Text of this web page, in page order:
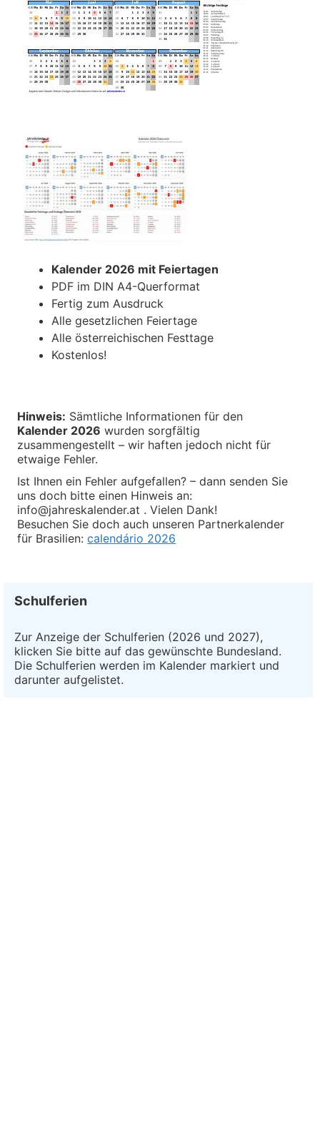
Kalender 2026 mit Feiertagen
PDF im DIN A4-Querformat
Fertig zum Ausdruck
Alle gesetzlichen Feiertage
Alle österreichischen Festtage
Kostenlos!
Hinweis: Sämtliche Informationen für den
Kalender 2026 wurden sorgfältig
zusammengestellt – wir haften jedoch nicht für
etwaige Fehler.
Ist Ihnen ein Fehler aufgefallen? – dann senden Sie
uns doch bitte einen Hinweis an:
info@jahreskalender.at . Vielen Dank!
Besuchen Sie doch auch unseren Partnerkalender
für Brasilien:calendário 2026
Schulferien
Zur Anzeige der Schulferien (2026 und 2027),
klicken Sie bitte auf das gewünschte Bundesland.
Die Schulferien werden im Kalender markiert und
darunter aufgelistet.